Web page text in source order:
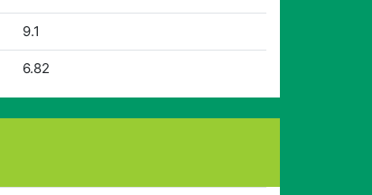
9.1
6.82